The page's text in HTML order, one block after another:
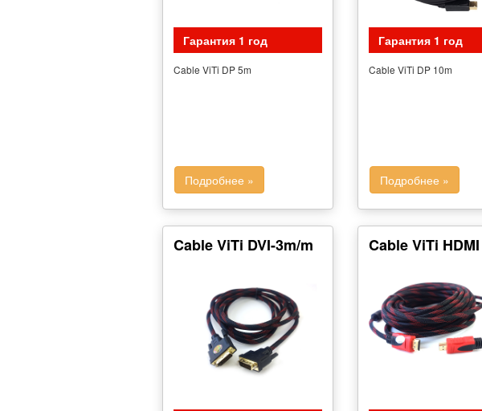
Гарантия 1 год
Cable ViTi DP 5m
Подробнее »
Гарантия 1 год
Cable ViTi DP 10m
Подробнее »
Cable ViTi DVI-3m/m Cable ViTi